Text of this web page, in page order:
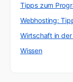
Tipps zum
Webhosting:
Wirtschaft in der
Wissen